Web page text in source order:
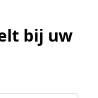
bij uw